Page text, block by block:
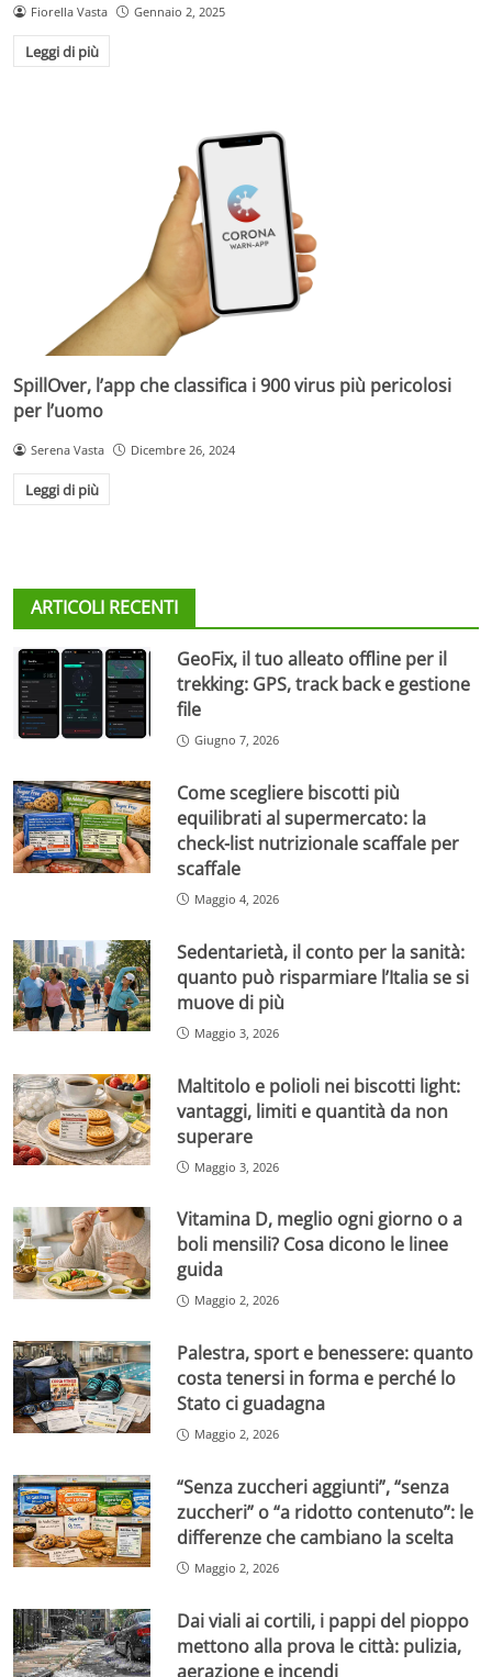
Fiorella Vasta Gennaio 2, 2025
Leggi di più
SpillOver, l’app che classifica i 900 virus più pericolosi
per l’uomo
Serena Vasta Dicembre 26, 2024
Leggi di più
ARTICOLI RECENTI
GeoFix, il tuo alleato offline per il
trekking: GPS, track back e gestione
file
Giugno 7, 2026
Come scegliere biscotti più
equilibrati al supermercato: la
check-list nutrizionale scaffale per
scaffale
Maggio 4, 2026
Sedentarietà, il conto per la sanità:
quanto può risparmiare l’Italia se si
muove di più
Maggio 3, 2026
Maltitolo e polioli nei biscotti light:
vantaggi, limiti e quantità da non
superare
Maggio 3, 2026
Vitamina D, meglio ogni giorno o a
boli mensili? Cosa dicono le linee
guida
Maggio 2, 2026
Palestra, sport e benessere: quanto
costa tenersi in forma e perché lo
Stato ci guadagna
Maggio 2, 2026
“Senza zuccheri aggiunti”, “senza
zuccheri” o “a ridotto contenuto”: le
differenze che cambiano la scelta
Maggio 2, 2026
Dai viali ai cortili, i pappi del pioppo
mettono alla prova le città: pulizia,
aerazione e incendi